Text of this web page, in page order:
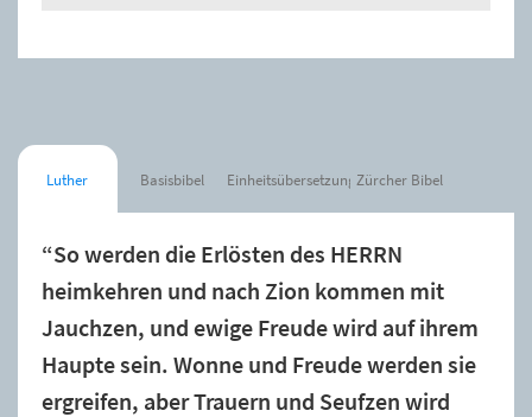
Luther Basisbibel Einheitsübersetzung Zürcher Bibel
“So werden die Erlösten des HERRN
heimkehren und nach Zion kommen mit
Jauchzen, und ewige Freude wird auf ihrem
Haupte sein. Wonne und Freude werden sie
ergreifen, aber Trauern und Seufzen wird